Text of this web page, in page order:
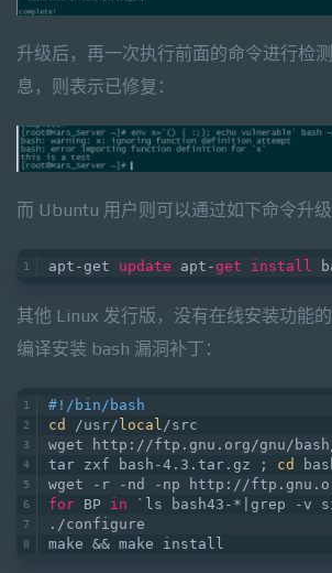
升级后，再一次执行前面的命令进行检
息，则表示已修复：
而 Ubuntu 用户则可以通过如下命令升级
apt-get update apt-get install
其他 Linux 发行版，没有在线安装功能
编译安装 bash 漏洞补丁：
#!/bin/bash
cd
/usr/ local/src
wget http://ftp.gnu.org/gnu/
tar zxf bash-4.3.tar.gz ; cd
wget -r -nd -np http://
for BP in `ls bash43-*|grep -v
./configure
make && make install